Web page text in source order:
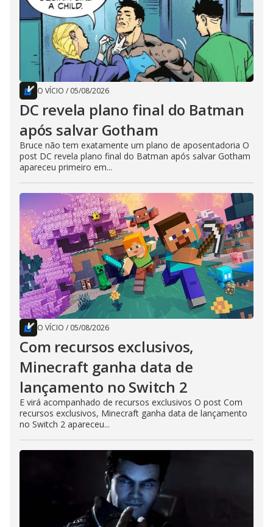
O VÍCIO / 05/08/2026
DC revela plano final do Batman
após salvar Gotham
Bruce não tem exatamente um plano de aposentadoria O
post DC revela plano final do Batman após salvar Gotham
apareceu primeiro em...
O VÍCIO / 05/08/2026
Com recursos exclusivos,
Minecraft ganha data de
lançamento no Switch 2
E virá acompanhado de recursos exclusivos O post Com
recursos exclusivos, Minecraft ganha data de lançamento
no Switch 2 apareceu...